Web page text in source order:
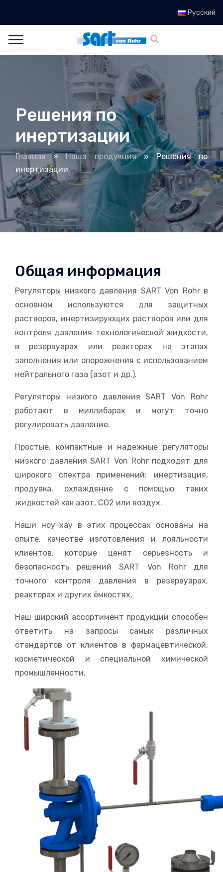
Русский
Решения по
инертизации
Главная»Наша продукция»Решения по
инертизации
Общая информация
Регуляторы низкого давления SART Von Rohr в
основном используются для защитных
растворов, инертизирующих растворов или для
контроля давления технологической жидкости,
в резервуарах или реакторах на этапах
заполнения или опорожнения с использованием
нейтрального газа (азот и др.).
Регуляторы низкого давления SART Von Rohr
работают в миллибарах и могут точно
регулировать давление.
Простые, компактные и надежные регуляторы
низкого давления SART Von Rohr подходят для
широкого спектра применений: инертизация,
продувка, охлаждение с помощью таких
жидкостей как азот, CO2 или воздух.
Наши ноу-хау в этих процессах основаны на
опыте, качестве изготовления и лояльности
клиентов, которые ценят серьезность и
безопасность решений SART Von Rohr для
точного контроля давления в резервуарах,
реакторах и других ёмкостях.
Наш широкий ассортимент продукции способен
ответить на запросы самых различных
стандартов от клиентов в фармацевтической,
косметической и специальной химической
промышленности.